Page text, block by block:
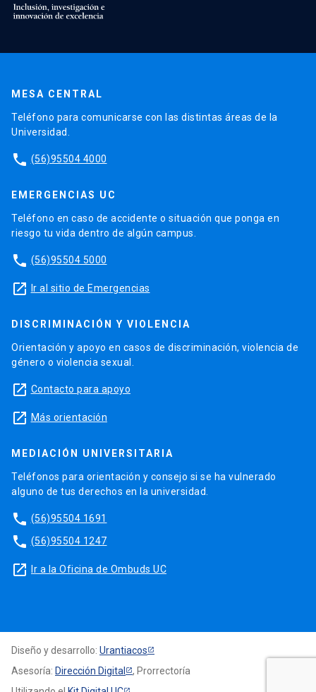
MESA CENTRAL
Teléfono para comunicarse con las distintas áreas de la
Universidad.
phone (56)95504 4000
EMERGENCIAS UC
Teléfono en caso de accidente o situación que ponga en
riesgo tu vida dentro de algún campus.
phone (56)95504 5000
launch Ir al sitio de Emergencias
DISCRIMINACIÓN Y VIOLENCIA
Orientación y apoyo en casos de discriminación, violencia de
género o violencia sexual.
launch Contacto para apoyo
launch Más orientación
MEDIACIÓN UNIVERSITARIA
Teléfonos para orientación y consejo si se ha vulnerado
alguno de tus derechos en la universidad.
phone (56)95504 1691
phone (56)95504 1247
launch Ir a la Oficina de Ombuds UC
Diseño y desarrollo: Urantiacos
Asesoría: Dirección Digital
, Prorrectoría